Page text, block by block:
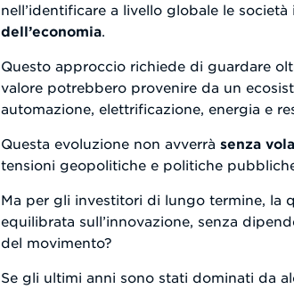
nell’identificare a livello globale le
dell’economia.
Questo approccio richiede di guardare
valore potrebbero provenire da un
automazione, elettrificazione, energia e
Questa evoluzione non avverràsenza
tensioni geopolitiche e politiche
Ma per gli investitori di lungo termine, la
equilibrata sull’innovazione, senza
del movimento?
Se gli ultimi anni sono stati dominati da